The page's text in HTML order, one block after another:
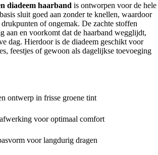
diadeem haarband is ontworpen voor de hele
sluit goed aan zonder te knellen, waardoor
of ongemak. De zachte stoffen
aan en voorkomt dat de haarband wegglijdt,
dag. Hierdoor is de diadeem geschikt voor
feestjes of gewoon als dagelijkse toevoeging
ontwerp in frisse groene tint
voor optimaal comfort
voor langdurig dragen